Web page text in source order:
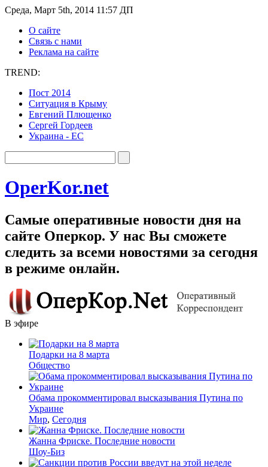
Среда, Март 5th, 2014 11:57 ДП
О сайте
Связь с нами
Реклама на сайте
TREND:
Пост 2014
Ситуация в Крыму
Евгений Плющенко
Сергей Гордеев
Украина - ЕС
OperKor.net
Самые оперативные новости дня на
сайте Оперкор. У нас Вы сможете
следить за всеми новостями за сегодня
в режиме онлайн.
В эфире
Подарки на 8 марта
Общество
Обама прокомментировал высказывания Путина по
Украине
Мир, Сегодня
Жанна Фриске. Последние новости
Шоу-Биз